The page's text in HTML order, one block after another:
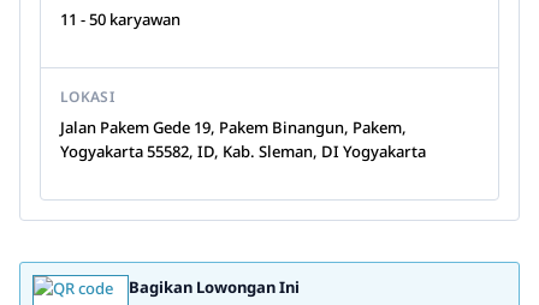
11 - 50 karyawan
LOKASI
Jalan Pakem Gede 19, Pakem Binangun, Pakem,
Yogyakarta 55582, ID, Kab. Sleman, DI Yogyakarta
Bagikan Lowongan Ini